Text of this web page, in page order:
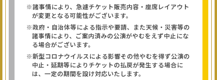
※諸事情により、急遽チケット販売内容・座席レイアウト
が変更となる可能性がございます。
※政府・自治体等による指示や要請、また天候・災害等の
諸事情により、ご案内済みの公演がやむをえず中止にな
る場合がございます。
※新型コロナウイルスによる影響その他やむを得ず公演の
中止・延期等によりチケットの払戻が発生する場合に
は、一定の期間を設け対応いたします。